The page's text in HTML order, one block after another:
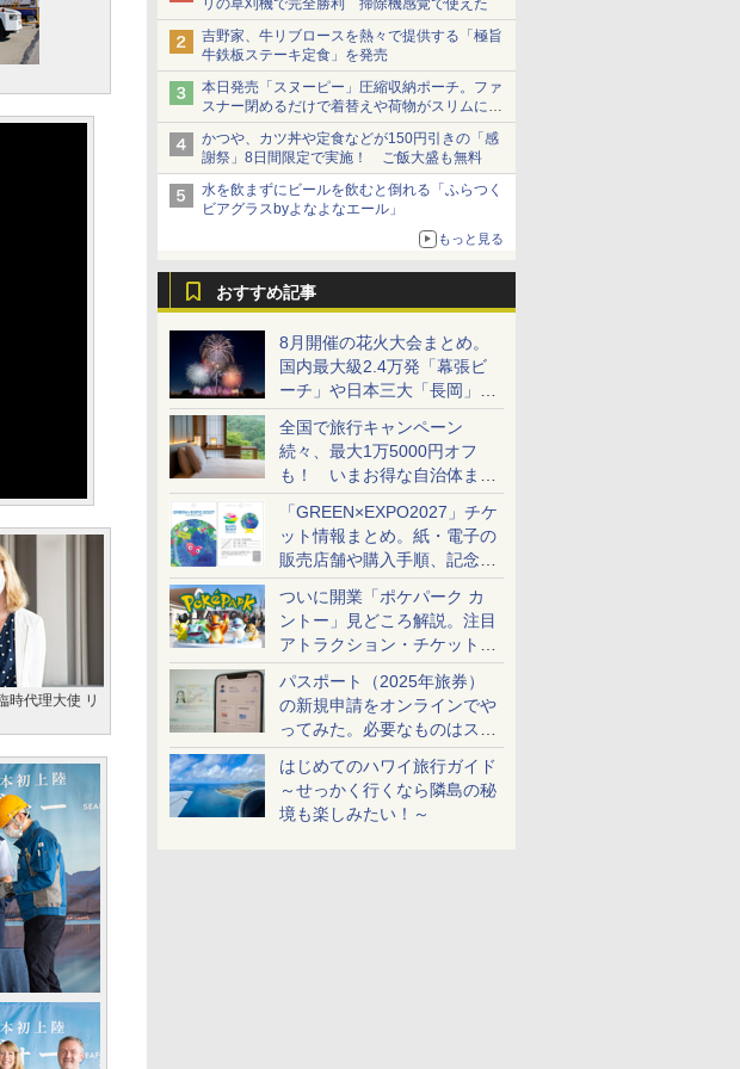
リの草刈機で完全勝利 掃除機感覚で使えた
吉野家、牛リブロースを熱々で提供する「極旨
牛鉄板ステーキ定食」を発売
本日発売「スヌーピー」圧縮収納ポーチ。ファ
スナー閉めるだけで着替えや荷物がスリムにま
とまる
かつや、カツ丼や定食などが150円引きの「感
謝祭」8日間限定で実施！ ご飯大盛も無料
水を飲まずにビールを飲むと倒れる「ふらつく
ビアグラスbyよなよなエール」
もっと見る
おすすめ記事
8月開催の花火大会まとめ。
国内最大級2.4万発「幕張ビ
ーチ」や日本三大「長岡」な
ど大型イベント目白押し！
全国で旅行キャンペーン
続々、最大1万5000円オフ
も！ いまお得な自治体まと
め
「GREEN×EXPO2027」チケ
ット情報まとめ。紙・電子の
販売店舗や購入手順、記念チ
ケットも解説
ついに開業「ポケパーク カ
ントー」見どころ解説。注目
アトラクション・チケット手
配・来場前に必要な準備は？
パスポート（2025年旅券）
の新規申請をオンラインでや
ってみた。必要なものはスマ
ホとマイナカードのみ
はじめてのハワイ旅行ガイド
～せっかく行くなら隣島の秘
境も楽しみたい！～
時代理大使 リ